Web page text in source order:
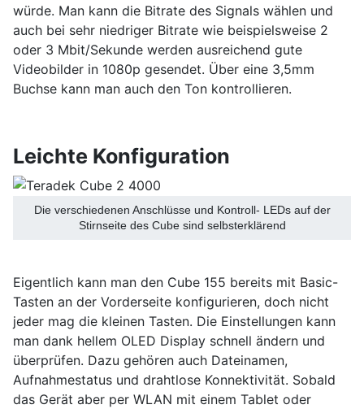
würde. Man kann die Bitrate des Signals wählen und
auch bei sehr niedriger Bitrate wie beispielsweise 2
oder 3 Mbit/Sekunde werden ausreichend gute
Videobilder in 1080p gesendet. Über eine 3,5mm
Buchse kann man auch den Ton kontrollieren.
Leichte Konfiguration
Die verschiedenen Anschlüsse und Kontroll- LEDs auf der
Stirnseite des Cube sind selbsterklärend
Eigentlich kann man den Cube 155 bereits mit Basic-
Tasten an der Vorderseite konfigurieren, doch nicht
jeder mag die kleinen Tasten. Die Einstellungen kann
man dank hellem OLED Display schnell ändern und
überprüfen. Dazu gehören auch Dateinamen,
Aufnahmestatus und drahtlose Konnektivität. Sobald
das Gerät aber per WLAN mit einem Tablet oder